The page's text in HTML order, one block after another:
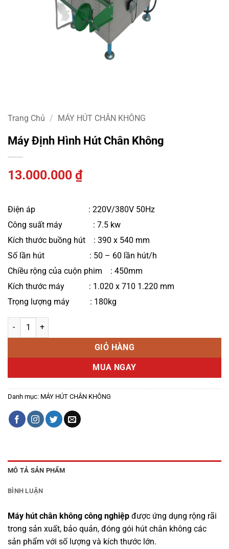
Trang Chủ / MÁY HÚT CHÂN KHÔNG
Máy Định Hình Hút Chân Không
13.000.000 ₫
Điện áp : 220V/380V 50Hz
Công suất máy : 7.5 kw
Kích thước buồng hút : 390 x 540 mm
Số lần hút : 50 – 60 lần hút/h
Chiều rộng của cuộn phim : 450mm
Kích thước máy : 1.020 x 710 1.220 mm
Trọng lượng máy : 180kg
Máy định hình hút chân không số lượng
GIỎ HÀNG
MUA NGAY
Danh mục: MÁY HÚT CHÂN KHÔNG
MÔ TẢ SẢN PHẨM
BÌNH LUẬN
Máy hút chân không công nghiệp được ứng dụng rộng rãi
trong sản xuất, bảo quản, đóng gói hút chân không các
sản phẩm với số lượng và kích thước lớn.